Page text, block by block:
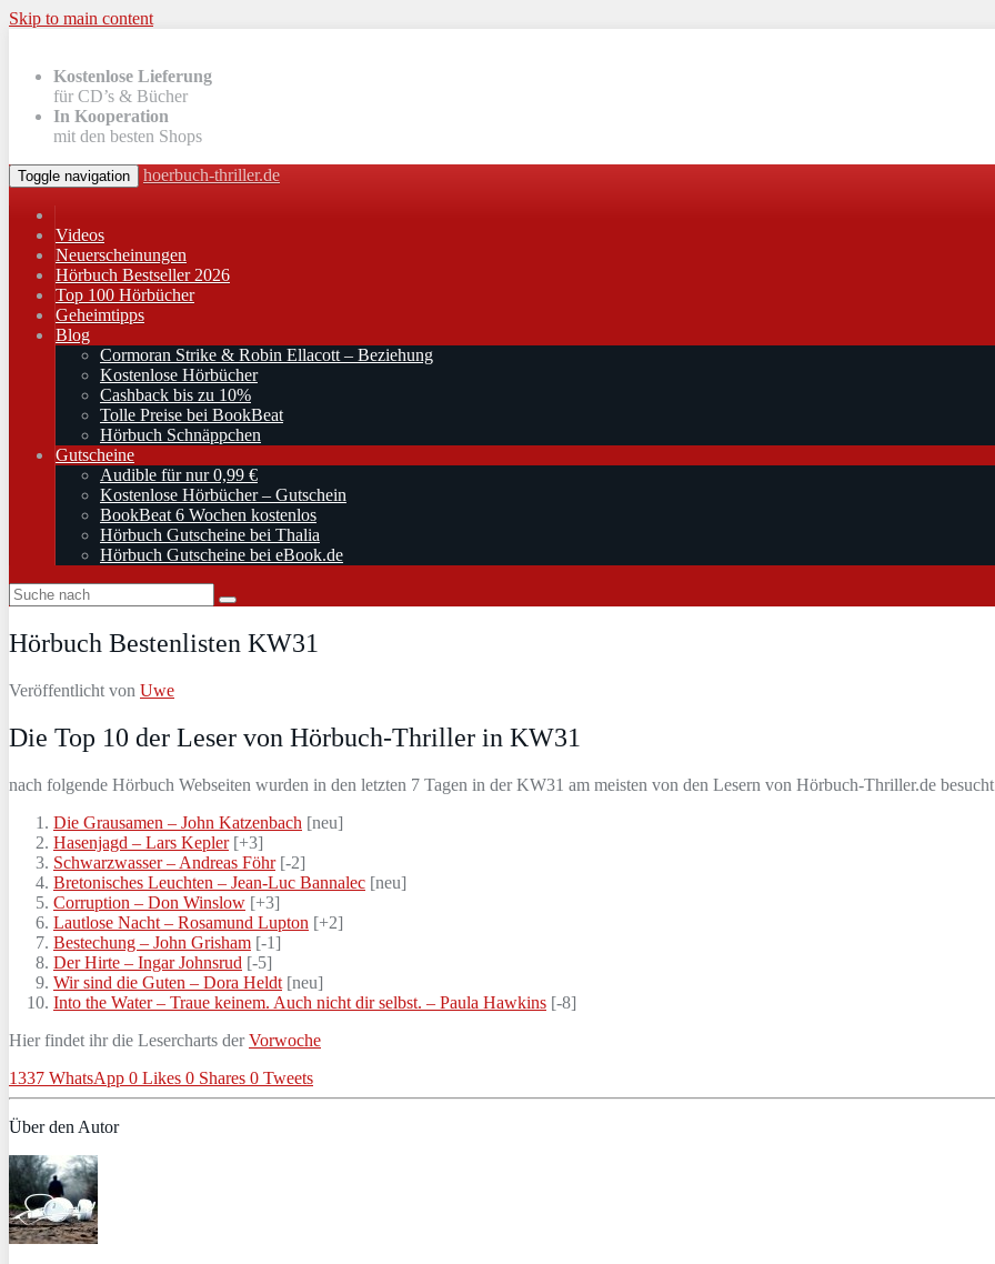
Skip to main content
Kostenlose Lieferung
für CD’s & Bücher
In Kooperation
mit den besten Shops
Toggle navigation hoerbuch-thriller.de
Videos
Neuerscheinungen
Hörbuch Bestseller 2026
Top 100 Hörbücher
Geheimtipps
Blog
Cormoran Strike & Robin Ellacott – Beziehung
Kostenlose Hörbücher
Cashback bis zu 10%
Tolle Preise bei BookBeat
Hörbuch Schnäppchen
Gutscheine
Audible für nur 0,99 €
Kostenlose Hörbücher – Gutschein
BookBeat 6 Wochen kostenlos
Hörbuch Gutscheine bei Thalia
Hörbuch Gutscheine bei eBook.de
Hörbuch Bestenlisten KW31
Veröffentlicht von Uwe
Die Top 10 der Leser von Hörbuch-Thriller in KW31
nach folgende Hörbuch Webseiten wurden in den letzten 7 Tagen in der KW31 am meisten von den Lesern von Hörbuch-Thriller.de
Die Grausamen – John Katzenbach [neu]
Hasenjagd – Lars Kepler[+3]
Schwarzwasser – Andreas Föhr[-2]
Bretonisches Leuchten – Jean-Luc Bannalec [neu]
Corruption – Don Winslow [+3]
Lautlose Nacht – Rosamund Lupton [+2]
Bestechung – John Grisham [-1]
Der Hirte – Ingar Johnsrud [-5]
Wir sind die Guten – Dora Heldt [neu]
Into the Water – Traue keinem. Auch nicht dir selbst. – Paula Hawkins [-8]
Hier findet ihr die Lesercharts derVorwoche
1337 WhatsApp 0 Likes 0 Shares 0 Tweets
Über den Autor